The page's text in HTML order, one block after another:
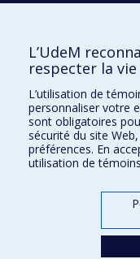
Comment soutenir le
BESOIN D'AIDE?
Plan du site
Signaler une erreur
Accessibilité
FACULTÉ DES ARTS ET
Nos départements et écoles
L’UdeM
respecter la
L’utilisation de
personnaliser votre
sont obligatoires
sécurité du site
préférences. En
utilisation de